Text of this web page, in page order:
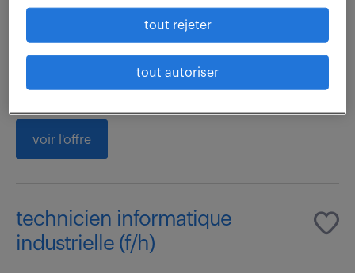
Rattaché(e) au Manager Transport, votre objectif est
de garantir que chaque magasin reçoive ses
marchandises en temps et en heure, au meilleur coût
et avec une qualité de service...
voir l'offre
technicien informatique
industrielle (f/h)
tout rejeter
tout autoriser